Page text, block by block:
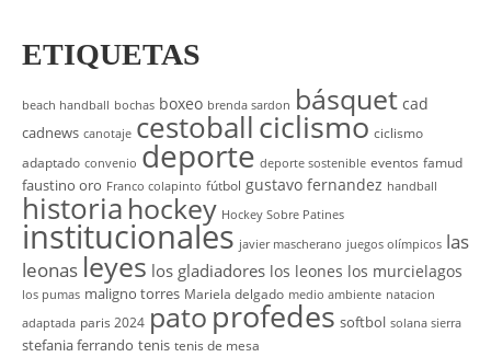
ETIQUETAS
beach handball bochas boxeo brenda sardon básquet cad
cadnews canotaje cestoballciclismo ciclismo
adaptado convenio deporte deporte sostenible eventos famud
faustino oro Franco colapinto fútbol gustavo fernandez handball
historia hockey Hockey Sobre Patines
institucionales javier mascherano juegos olímpicos las
leonas leyes los gladiadores los leones los murcielagos
los pumas maligno torres Mariela delgado medio ambiente natacion
adaptada paris 2024 pato profedes softbol solana sierra
stefania ferrando tenis tenis de mesa